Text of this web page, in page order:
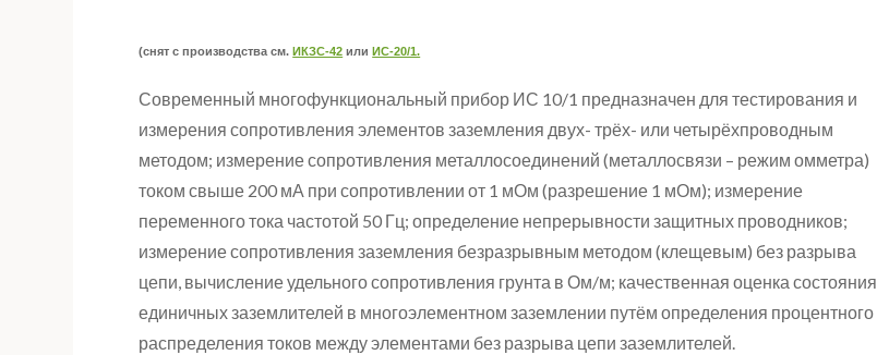
(снят с производства см.ИКЗС-42 илиИС-20/1.
Современный многофункциональный прибор ИС 10/1 предназначен для тестирования и
измерения сопротивления элементов заземления двух- трёх- или четырёхпроводным
методом; измерение сопротивления металлосоединений (металлосвязи – режим омметра)
током свыше 200 мА при сопротивлении от 1 мОм (разрешение 1 мОм); измерение
переменного тока частотой 50 Гц; определение непрерывности защитных проводников;
измерение сопротивления заземления безразрывным методом (клещевым) без разрыва
цепи, вычисление удельного сопротивления грунта в Ом/м; качественная оценка состояния
единичных заземлителей в многоэлементном заземлении путём определения процентного
распределения токов между элементами без разрыва цепи заземлителей.